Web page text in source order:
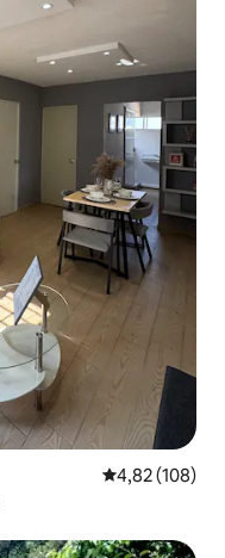
Prosječna
4,82 (108)